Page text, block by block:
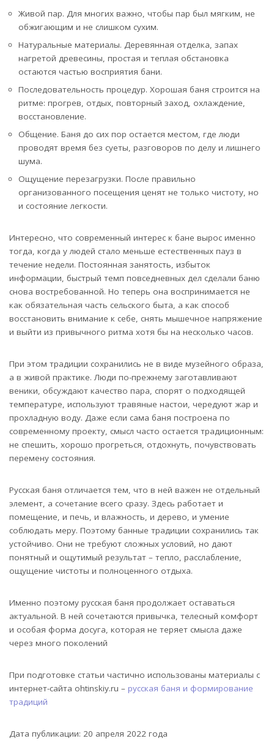
Живой пар. Для многих важно, чтобы пар был мягким, не
обжигающим и не слишком сухим.
Натуральные материалы. Деревянная отделка, запах
нагретой древесины, простая и теплая обстановка
остаются частью восприятия бани.
Последовательность процедур. Хорошая баня строится на
ритме: прогрев, отдых, повторный заход, охлаждение,
восстановление.
Общение. Баня до сих пор остается местом, где люди
проводят время без суеты, разговоров по делу и лишнего
шума.
Ощущение перезагрузки. После правильно
организованного посещения ценят не только чистоту, но
и состояние легкости.
Интересно, что современный интерес к бане вырос именно
тогда, когда у людей стало меньше естественных пауз в
течение недели. Постоянная занятость, избыток
информации, быстрый темп повседневных дел сделали баню
снова востребованной. Но теперь она воспринимается не
как обязательная часть сельского быта, а как способ
восстановить внимание к себе, снять мышечное напряжение
и выйти из привычного ритма хотя бы на несколько часов.
При этом традиции сохранились не в виде музейного образа,
а в живой практике. Люди по-прежнему заготавливают
веники, обсуждают качество пара, спорят о подходящей
температуре, используют травяные настои, чередуют жар и
прохладную воду. Даже если сама баня построена по
современному проекту, смысл часто остается традиционным:
не спешить, хорошо прогреться, отдохнуть, почувствовать
перемену состояния.
Русская баня отличается тем, что в ней важен не отдельный
элемент, а сочетание всего сразу. Здесь работает и
помещение, и печь, и влажность, и дерево, и умение
соблюдать меру. Поэтому банные традиции сохранились так
устойчиво. Они не требуют сложных условий, но дают
понятный и ощутимый результат – тепло, расслабление,
ощущение чистоты и полноценного отдыха.
Именно поэтому русская баня продолжает оставаться
актуальной. В ней сочетаются привычка, телесный комфорт
и особая форма досуга, которая не теряет смысла даже
через много поколений
При подготовке статьи частично использованы материалы с
интернет-сайта ohtinskiy.ru – русская баня и формирование
традиций
Дата публикации: 20 апреля 2022 года